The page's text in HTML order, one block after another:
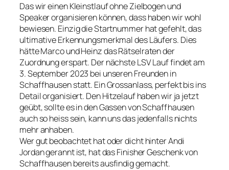
Das wir einen Kleinstlauf ohne Zielbogen und
Speaker organisieren können, dass haben wir wohl
bewiesen. Einzig die Startnummer hat gefehlt, das
ultimative Erkennungsmerkmal des Läufers. Dies
hätte Marco und Heinz das Rätselraten der
Zuordnung erspart. Der nächste LSV Lauf findet am
3. September 2023 bei unseren Freunden in
Schaffhausen statt. Ein Grossanlass, perfekt bis ins
Detail organisiert. Den Hitzelauf haben wir ja jetzt
geübt, sollte es in den Gassen von Schaffhausen
auch so heiss sein, kann uns das jedenfalls nichts
mehr anhaben.
Wer gut beobachtet hat oder dicht hinter Andi
Jordan gerannt ist, hat das Finisher Geschenk von
Schaffhausen bereits ausfindig gemacht.